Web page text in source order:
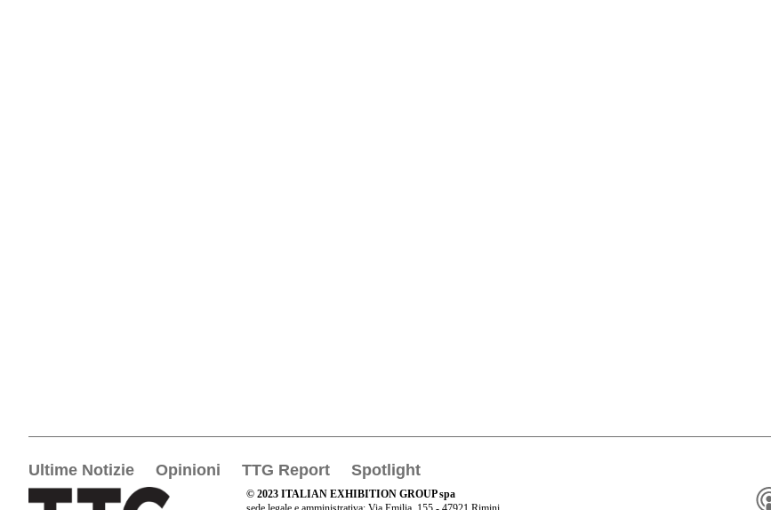
Ultime Notizie Opinioni TTG Report Spotlight
© 2023 ITALIAN EXHIBITION GROUP spa